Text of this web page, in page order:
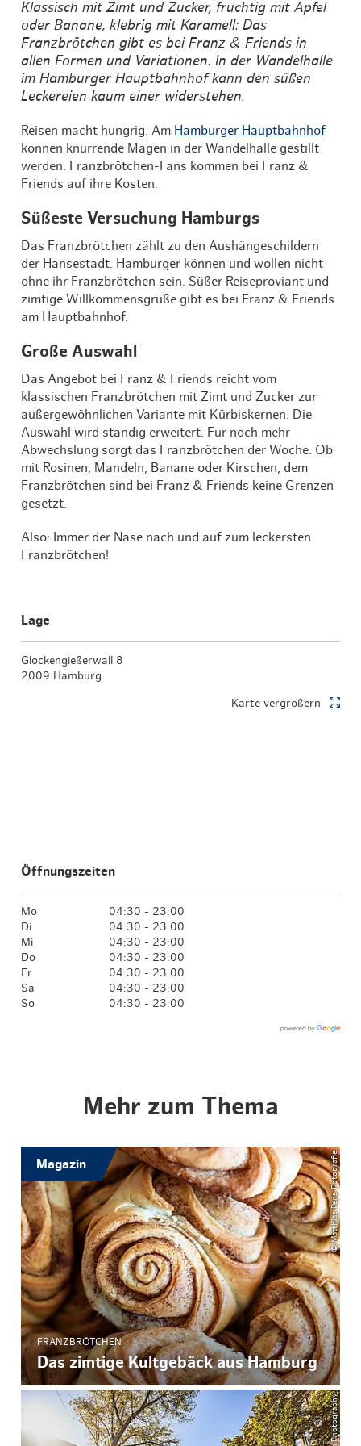
Klassisch mit Zimt und Zucker, fruchtig mit Apfel
oder Banane, klebrig mit Karamell: Das
Franzbrötchen gibt es bei Franz & Friends in
allen Formen und Variationen. In der Wandelhalle
im Hamburger Hauptbahnhof kann den süßen
Leckereien kaum einer widerstehen.
Reisen macht hungrig. Am Hamburger Hauptbahnhof
können knurrende Magen in der Wandelhalle gestillt
werden. Franzbrötchen-Fans kommen bei Franz &
Friends auf ihre Kosten.
Süßeste Versuchung Hamburgs
Das Franzbrötchen zählt zu den Aushängeschildern
der Hansestadt. Hamburger können und wollen nicht
ohne ihr Franzbrötchen sein. Süßer Reiseproviant und
zimtige Willkommensgrüße gibt es bei Franz & Friends
am Hauptbahnhof.
Große Auswahl
Das Angebot bei Franz & Friends reicht vom
klassischen Franzbrötchen mit Zimt und Zucker zur
außergewöhnlichen Variante mit Kürbiskernen. Die
Auswahl wird ständig erweitert. Für noch mehr
Abwechslung sorgt das Franzbrötchen der Woche. Ob
mit Rosinen, Mandeln, Banane oder Kirschen, dem
Franzbrötchen sind bei Franz & Friends keine Grenzen
gesetzt.
Also: Immer der Nase nach und auf zum leckersten
Franzbrötchen!
Lage
Glockengießerwall 8
2009 Hamburg
Karte vergrößern
Öffnungszeiten
Mo
04:30 - 23:00
Di
04:30 - 23:00
Mi
04:30 - 23:00
Do
04:30 - 23:00
Fr
04:30 - 23:00
Sa
04:30 - 23:00
So
04:30 - 23:00
Mehr zum Thema
© Matthias Pens Fotografie
FRANZBRÖTCHEN
Das zimtige Kultgebäck aus Hamburg
Magazin